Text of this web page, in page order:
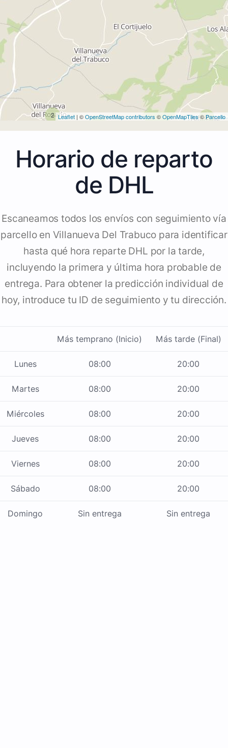
2
2 Leaflet | ©OpenStreetMap contributors ©OpenMapTiles©Parcello
Horario de reparto
de DHL
Escaneamos todos los envíos con seguimiento vía
parcello en Villanueva Del Trabuco para identificar
hasta qué hora reparte DHL por la tarde,
incluyendo la primera y última hora probable de
entrega. Para obtener la predicción individual de
hoy, introduce tu ID de seguimiento y tu dirección.
Más temprano (Inicio) Más tarde (Final)
Lunes 08:00 20:00
Martes 08:00 20:00
Miércoles 08:00 20:00
Jueves 08:00 20:00
Viernes 08:00 20:00
Sábado 08:00 20:00
Domingo Sin entrega Sin entrega